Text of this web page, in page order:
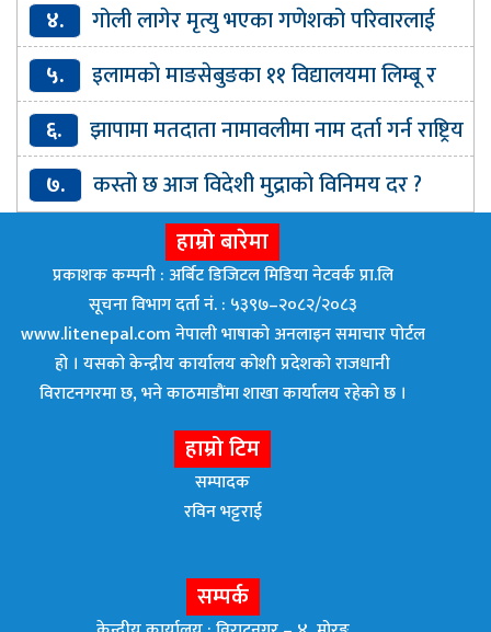
४.
गोली लागेर मृत्यु भएका गणेशको परिवारलाई
मधेश सरकारले घर बनाइदिने
५.
इलामकाे माङसेबुङका ११ विद्यालयमा लिम्बू र
वान्तवा भाषा अनिवार्य
६.
झापामा मतदाता नामावलीमा नाम दर्ता गर्न राष्ट्रिय
परिचयपत्रको प्रयोग बढ्दो
७.
कस्तो छ आज विदेशी मुद्राको विनिमय दर ?
हाम्रो बारेमा
प्रकाशक कम्पनी : अर्बिट डिजिटल मिडिया नेटवर्क प्रा.लि
सूचना विभाग दर्ता नं. : ५३९७–२०८२/२०८३
www.litenepal.com नेपाली भाषाको अनलाइन समाचार पोर्टल
हो । यसको केन्द्रीय कार्यालय कोशी प्रदेशको राजधानी
विराटनगरमा छ, भने काठमाडाैंमा शाखा कार्यालय रहेकाे छ ।
हाम्रो टिम
सम्पादक
रविन भट्टराई
सम्पर्क